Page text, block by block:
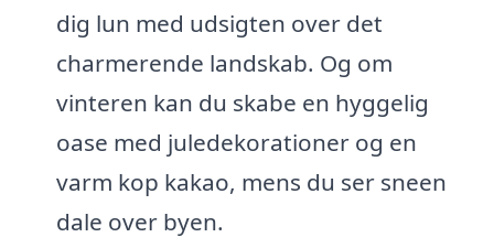
dig lun med udsigten over det
charmerende landskab. Og om
vinteren kan du skabe en hyggelig
oase med juledekorationer og en
varm kop kakao, mens du ser sneen
dale over byen.